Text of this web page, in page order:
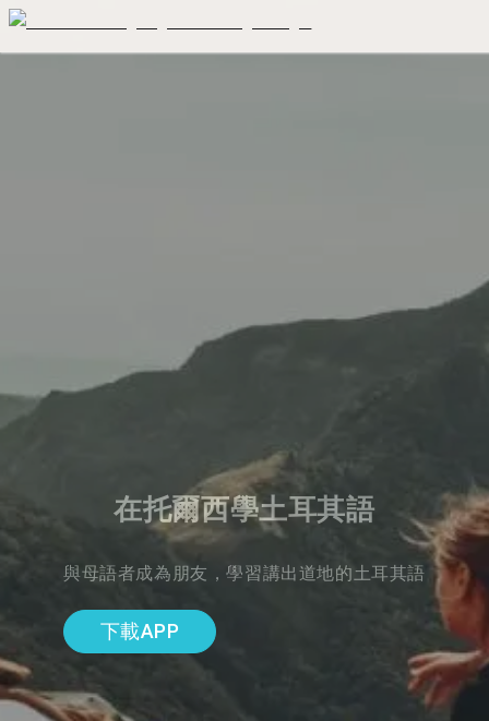
在托爾西學土耳其語
與母語者成為朋友，學習講出道地的土耳其語
下載APP